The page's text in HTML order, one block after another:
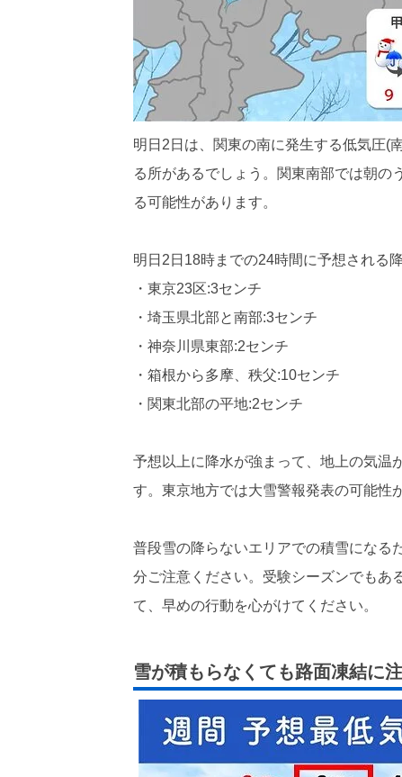
明日2日は、関東の南に発生する低気圧(
る所があるでしょう。関東南部では朝の
る可能性があります。
明日2日18時までの24時間に予想される
・東京23区:3センチ
・埼玉県北部と南部:3センチ
・神奈川県東部:2センチ
・箱根から多摩、秩父:10センチ
・関東北部の平地:2センチ
予想以上に降水が強まって、地上の気温
す。東京地方では大雪警報発表の可能性
普段雪の降らないエリアでの積雪になる
分ご注意ください。受験シーズンでもあ
て、早めの行動を心がけてください。
雪が積もらなくても路面凍結に